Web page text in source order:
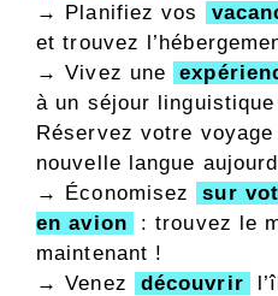
→ Planifiez vos
et trouvez
→ Vivez une
à un séjour
Réservez votre
nouvelle langue
→ Économisez
sur
en avion
: trouvez le
maintenant !
→ Venez
découvrir